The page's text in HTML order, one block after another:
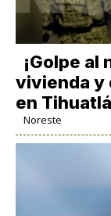
¡Golpe al
vivienda y
en
Noreste